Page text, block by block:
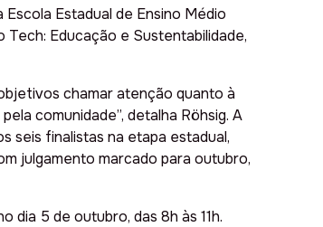
Estadual de Ensino Médio
Educação e Sustentabilidade,
chamar atenção quanto à
comunidade”, detalha Röhsig. A
seis finalistas na etapa estadual,
julgamento marcado para outubro,
5 de outubro, das 8h às 11h.